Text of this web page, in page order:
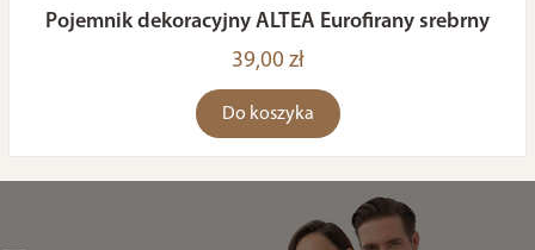
Pojemnik dekoracyjny ALTEA Eurofirany srebrny
39,00 zł
Do koszyka